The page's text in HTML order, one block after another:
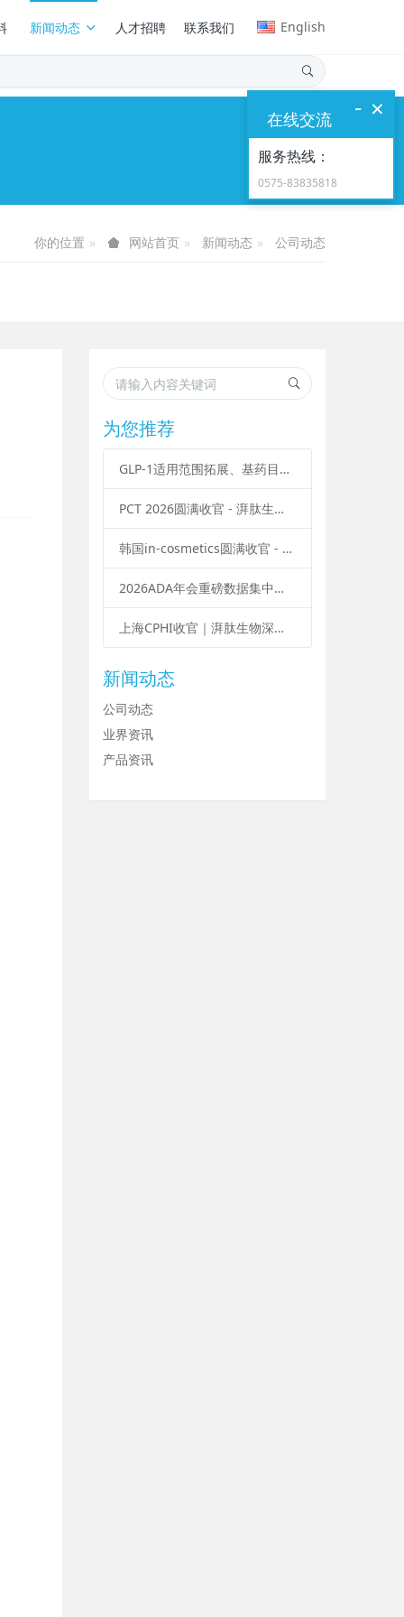
English
新闻动态 人才招聘 联系我们
你的位置 网站首页 新闻动态 公司动态
为您推荐
GLP-1适用范围拓展、基药目录政策落地，多肽产业迎来多重结构性变化
PCT 2026圆满收官 - 湃肽生物：聚焦创新，解锁多肽抗衰新赛道
韩国in-cosmetics圆满收官 - 湃肽生物：肽创未来，科技赋能亚洲美妆新势能
2026ADA年会重磅数据集中释放：GLP-1 拓展减重、OSA、脂肪肝等多元适应症
上海CPHI收官｜湃肽生物深耕多肽领域，赋能全球医药产业！
新闻动态
公司动态
业界资讯
产品资讯
×
-
在线交流
服务热线：
0575-83835818